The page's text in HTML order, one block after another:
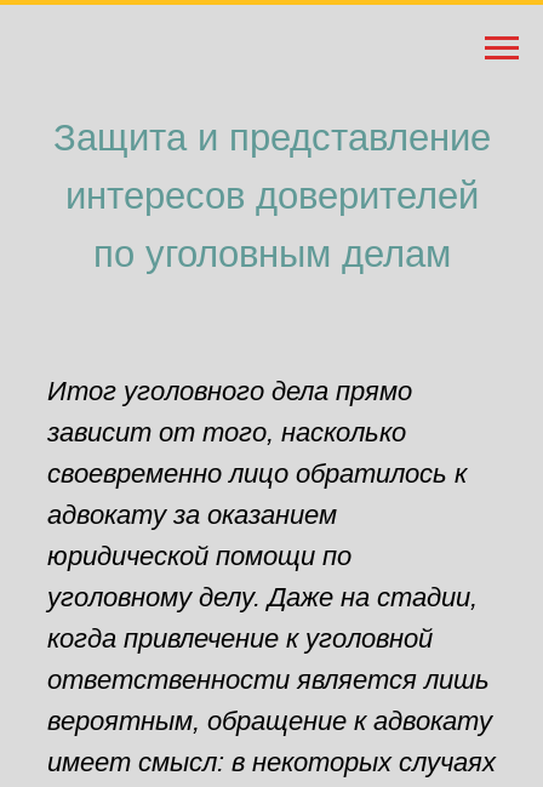
Защита и представление
интересов доверителей
по уголовным делам
Итог уголовного дела прямо
зависит от того, насколько
своевременно лицо обратилось к
адвокату за оказанием
юридической помощи по
уголовному делу. Даже на стадии,
когда привлечение к уголовной
ответственности является лишь
вероятным, обращение к адвокату
имеет смысл: в некоторых случаях